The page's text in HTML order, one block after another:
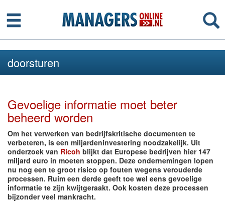
Menu
doorsturen
Gevoelige informatie moet beter
beheerd worden
Om het verwerken van bedrijfskritische documenten te
verbeteren, is een miljardeninvestering noodzakelijk. Uit
onderzoek van Ricoh blijkt dat Europese bedrijven hier 147
miljard euro in moeten stoppen. Deze ondernemingen lopen
nu nog een te groot risico op fouten wegens verouderde
processen. Ruim een derde geeft toe wel eens gevoelige
informatie te zijn kwijtgeraakt. Ook kosten deze processen
bijzonder veel mankracht.